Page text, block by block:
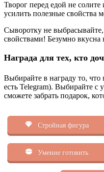
Творог перед едой не
усилить полезные свойства
Сыворотку не
свойствами! Безумно вкусна
Награда для тех, кто
Выбирайте в награду то,
есть Telegram). Выбирайте
сможете забрать подарок,
Стройная фигура
Умение готовить